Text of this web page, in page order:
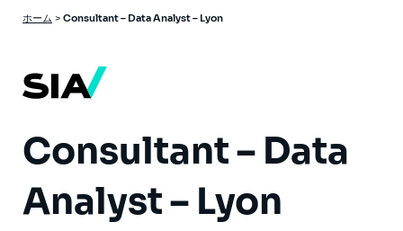
パ
ず
ホーム > Consultant – Data Analyst – Lyon
Consultant – Data
Analyst – Lyon